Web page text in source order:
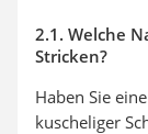
2.1. Welche
Stricken?
Haben Sie
kuscheliger